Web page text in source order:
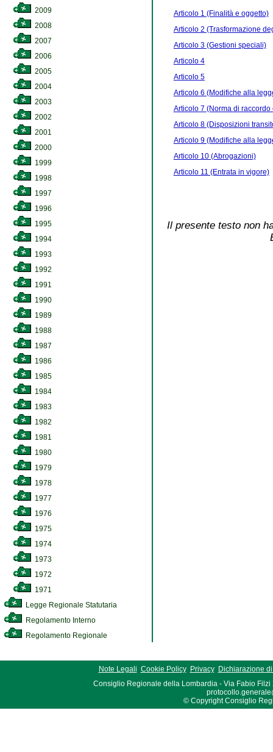
2009
2008
2007
2006
2005
2004
2003
2002
2001
2000
1999
1998
1997
1996
1995
1994
1993
1992
1991
1990
1989
1988
1987
1986
1985
1984
1983
1982
1981
1980
1979
1978
1977
1976
1975
1974
1973
1972
1971
Legge Regionale Statutaria
Regolamento Interno
Regolamento Regionale
Articolo 1 (Finalità e oggetto)
Articolo 2 (Trasformazione
Articolo 3 (Gestioni speciali)
Articolo 4
Articolo 5
Articolo 6 (Modifiche alla
Articolo 7 (Norma di
Articolo 8 (Disposizioni
Articolo 9 (Modifiche alla
Articolo 10 (Abrogazioni)
Articolo 11 (Entrata in vigore)
Il presente testo non
Note Legali Cookie Policy Privacy
Dichiarazione
Consiglio Regionale della Lombardia - Via Fabio Filzi
© Copyright Consiglio